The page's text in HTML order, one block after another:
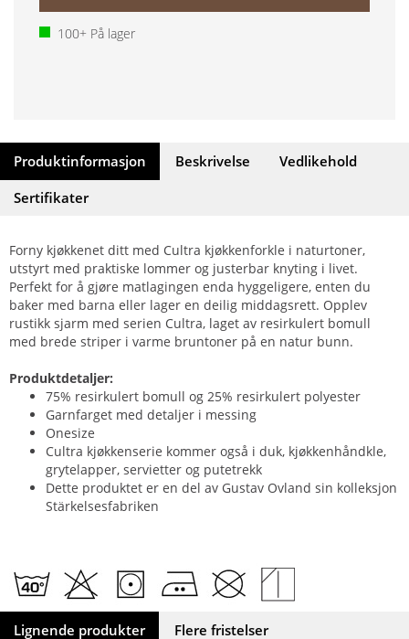
100+ På lager
Produktinformasjon Beskrivelse
Vedlikehold
Sertifikater
Forny kjøkkenet ditt med Cultra kjøkkenforkle i naturtoner,
utstyrt med praktiske lommer og justerbar knyting i livet.
Perfekt for å gjøre matlagingen enda hyggeligere, enten du
baker med barna eller lager en deilig middagsrett. Opplev
rustikk sjarm med serien Cultra, laget av resirkulert bomull
med brede striper i varme bruntoner på en natur bunn.
Produktdetaljer:
75% resirkulert bomull og 25% resirkulert polyester
Garnfarget med detaljer i messing
Onesize
Cultra kjøkkenserie kommer også i duk, kjøkkenhåndkle,
grytelapper, servietter og putetrekk
Dette produktet er en del av Gustav Ovland sin kolleksjon
Stärkelsesfabriken
Lignende produkter Flere fristelser